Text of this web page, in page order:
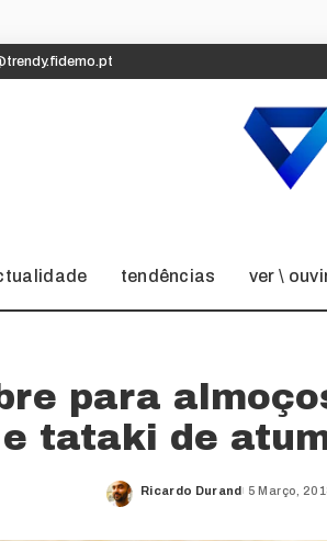
tendências ver \
para
tataki de
Posted
Ricardo Durand 5 Março,